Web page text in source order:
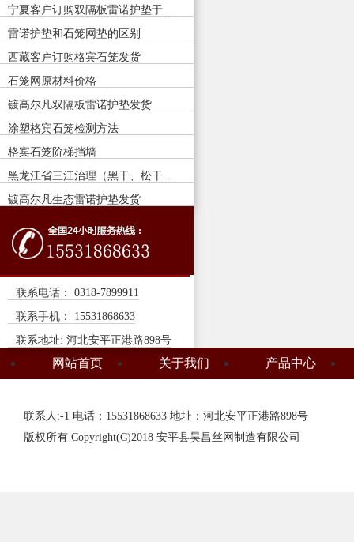
宁夏客户订购双隔板雷诺护垫于...
雷诺护垫和石笼网垫的区别
西藏客户订购格宾石笼发货
石笼网原材料价格
镀高尔凡双隔板雷诺护垫发货
涂塑格宾石笼检测方法
格宾石笼阶梯挡墙
黑龙江省三江治理（黑干、松干...
镀高尔凡生态雷诺护垫发货
联系电话： 0318-7899911
联系手机： 15531868633
联系地址: 河北安平正港路898号
网站首页 关于我们 产品中心
联系人:-1 电话：15531868633 地址：河北安平正港路898号
版权所有 Copyright(C)2018 安平县昊昌丝网制造有限公司